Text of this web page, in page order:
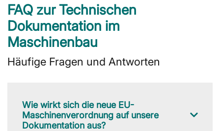
FAQ zur Technischen
Dokumentation im
Maschinenbau
Häufige Fragen und Antworten
Wie wirkt sich die neue EU-
Maschinenverordnung auf unsere
Dokumentation aus?